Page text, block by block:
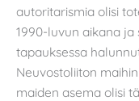
autoritarismia olisi
1990-luvun aikana
tapauksessa
Neuvostoliiton
maiden asema olisi